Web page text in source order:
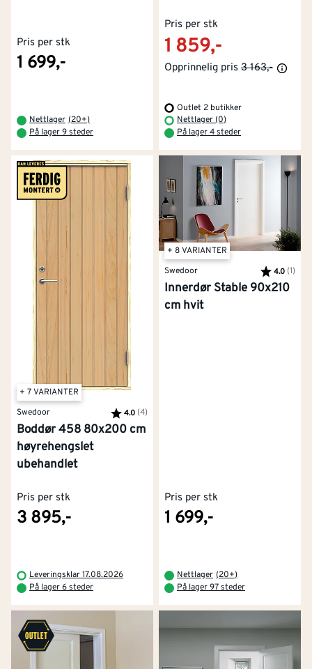
Pris per stk
1 699,-
Nettlager (20+)
På lager 9 steder
Pris per stk
1 859,-
Opprinnelig pris 3 163,-
Outlet 2 butikker
Nettlager (0)
På lager 4 steder
+ 7 VARIANTER
Swedoor
Karakter:
4.0 (4)
Boddør 458 80x200 cm
høyrehengslet
ubehandlet
Pris per stk
3 895,-
Leveringsklar 17.08.2026
På lager 6 steder
+ 8 VARIANTER
Swedoor
Karakter:
4.0 (1)
Innerdør Stable 90x210
cm hvit
Pris per stk
1 699,-
Nettlager (20+)
På lager 97 steder